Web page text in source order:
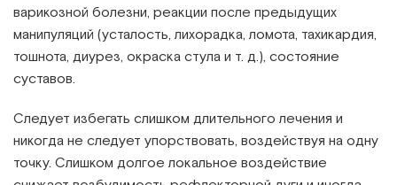
варикозной болезни, реакции после предыдущих
манипуляций (усталость, лихорадка, ломота, тахикардия,
тошнота, диурез, окраска стула и т. д.), состояние
суставов.
Следует избегать слишком длительного лечения и
никогда не следует упорствовать, воздействуя на одну
точку. Слишком долгое локальное воздействие